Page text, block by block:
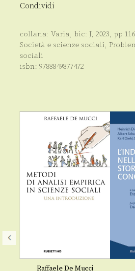
Condividi
collana: Varia, bic: J, 2023, pp 116
Società e scienze sociali,
sociali
isbn: 9788849877472
Raffaele De Mucci